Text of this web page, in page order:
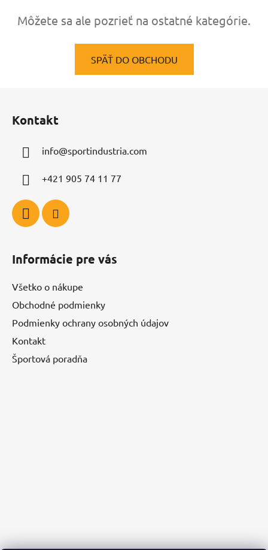
Môžete sa ale pozrieť na ostatné kategórie.
SPÄŤ DO OBCHODU
Kontakt
info@sportindustria.com
+421 905 74 11 77
Informácie pre vás
Všetko o nákupe
Obchodné podmienky
Podmienky ochrany osobných údajov
Kontakt
Športová poradňa